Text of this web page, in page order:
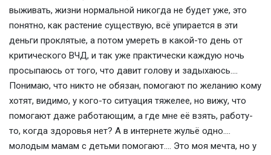
выживать, жизни нормальной никогда не будет уже, это
понятно, как растение существую, всë упирается в эти
деньги проклятые, а потом умереть в какой-то день от
критического ВЧД, и так уже практически каждую ночь
просыпаюсь от того, что давит голову и задыхаюсь....
Понимаю, что никто не обязан, помогают по желанию кому
хотят, видимо, у кого-то ситуация тяжелее, но вижу, что
помогают даже работающим, а где мне её взять, работу-
то, когда здоровья нет? А в интернете жульё одно....
молодым мамам с детьми помогают.... Это моя мечта, но у